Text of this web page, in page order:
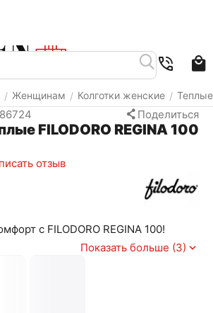
/ Женщинам / Колготки женские /
Поделиться
FILODORO REGINA 100
отзыв
с FILODORO REGINA 100!
Показать больше (3)